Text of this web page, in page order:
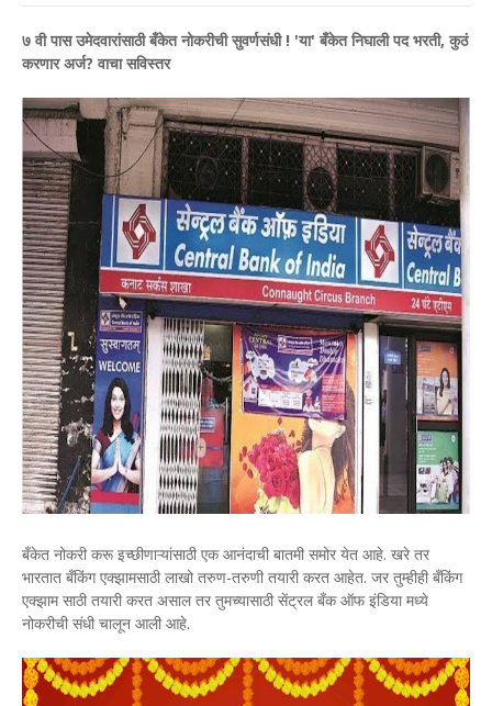
७ वी पास उमेदवारांसाठी बँकेत नोकरीची सुवर्णसंधी ! 'या' बँकेत निघाली पद भरती, कुठं
करणार अर्ज? वाचा सविस्तर
बँकेत नोकरी करू इच्छीणाऱ्यांसाठी एक आनंदाची बातमी समोर येत आहे. खरे तर
भारतात बँकिंग एक्झामसाठी लाखो तरुण-तरुणी तयारी करत आहेत. जर तुम्हीही बँकिंग
एक्झाम साठी तयारी करत असाल तर तुमच्यासाठी सेंट्रल बँक ऑफ इंडिया मध्ये
नोकरीची संधी चालून आली आहे.